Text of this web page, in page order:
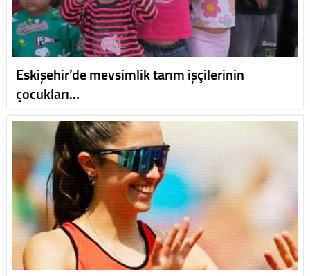
Eskişehir’de mevsimlik tarım işçilerinin
çocukları…